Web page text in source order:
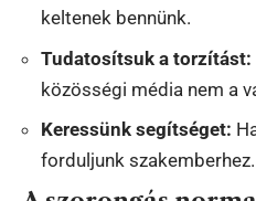
keltenek bennünk.
Tudatosítsuk a torzítást:
közösségi média nem a
Keressünk segítséget:
forduljunk szakemberhez.